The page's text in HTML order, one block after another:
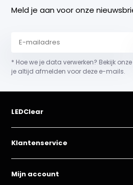
Meld je aan voor onze
* Hoe we je data verwerken? Bekijk
je altijd afmelden voor deze e-mails.
LEDClear
Klantenservice
Mijn account